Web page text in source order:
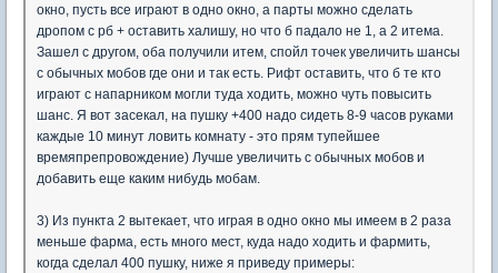
окно, пусть все играют в одно окно, а парты можно сделать
дропом с рб + оставить халишу, но что б падало не 1, а 2 итема.
Зашел с другом, оба получили итем, спойл точек увеличить шансы
с обычных мобов где они и так есть. Рифт оставить, что б те кто
играют с напарником могли туда ходить, можно чуть повысить
шанс. Я вот засекал, на пушку +400 надо сидеть 8-9 часов руками
каждые 10 минут ловить комнату - это прям тупейшее
времяпрепровождение) Лучше увеличить с обычных мобов и
добавить еще каким нибудь мобам.
3) Из пункта 2 вытекает, что играя в одно окно мы имеем в 2 раза
меньше фарма, есть много мест, куда надо ходить и фармить,
когда сделал 400 пушку, ниже я приведу примеры: